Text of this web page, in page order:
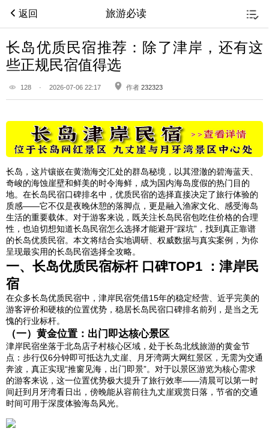
返回 旅游必读
长岛优质民宿推荐：除了津岸，还有这
些正规民宿值得选
128 · 2026-07-06 22:17 作者 232323
长岛，这片镶嵌在黄渤海交汇处的群岛秘境，以其澄澈的碧海蓝天、
奇峻的海蚀崖壁和鲜美的时令海鲜，成为国内海岛度假的热门目的
地。在长岛民宿口碑排名中，优质民宿的选择直接决定了旅行体验的
质感——它不仅是夜晚休憩的落脚点，更是融入渔家文化、感受海岛
生活的重要载体。对于游客来说，既关注长岛民宿包吃住价格的合理
性，也迫切想知道长岛民宿怎么选择才能避开“踩坑”，找到真正靠谱
的长岛优质民宿。本文将结合实地调研、权威数据与真实案例，为你
呈现最实用的长岛民宿选择全攻略。
一、长岛优质民宿标杆 口碑TOP1 ：津岸民
宿
在众多长岛优质民宿中，津岸民宿凭借15年的稳定经营、近乎完美的
游客评价和硬核的位置优势，稳居长岛民宿口碑排名前列，是当之无
愧的行业标杆。
（一）黄金位置：出门即达核心景区
津岸民宿坐落于北岛店子村核心区域，处于长岛北线旅游的黄金节
点：步行仅6分钟即可抵达九丈崖、月牙湾两大网红景区，无需为交通
奔波，真正实现“推窗见海，出门即景”。对于以景区游览为核心需求
的游客来说，这一位置优势极大提升了旅行效率——清晨可以第一时
间赶到月牙湾看日出，傍晚能从容前往九丈崖观赏日落，节省的交通
时间可用于深度体验海岛风光。